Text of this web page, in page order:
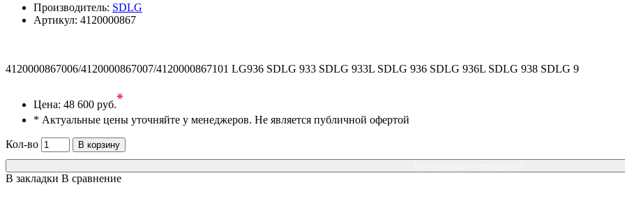
Производитель: SDLG
Артикул: 4120000867
4120000867006/4120000867007/4120000867101 LG936 SDLG 933 SDLG 933L SDLG 936 SDLG 936L SDLG 938 SDLG 9
Цена: 48 600 руб.*
* Актуальные цены уточняйте у менеджеров. Не является публичной офертой
Кол-во
В корзину
В закладки В сравнение